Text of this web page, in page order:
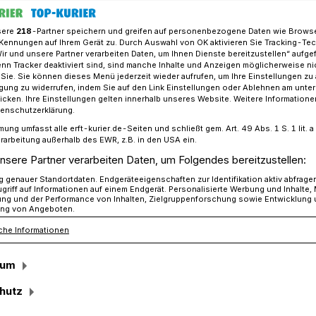
„Living History 1648 Wevelinghoven“ am 20. und 21. Juni
am 20. und 21. Juni
am
Wevelinghoven und Langwaden für
Schauplatz. Mit einer „Living-
der Verein „Historisches
vom 13. und 14. Juni 1648 – ein
am Niederrhein“, wenige
218-Partner speichern und greifen auf personenbezogene Daten wie
auf Ihrem Gerät zu. Durch Auswahl von OK aktivieren Sie Tracking-
und unsere Partner verarbeiten Daten, um Ihnen Dienste bereitzustellen“
Tracker deaktiviert sind, sind manche Inhalte und Anzeigen möglicherweise
Sie können dieses Menü jederzeit wieder aufrufen, um Ihre Einstellungen zu
zu widerrufen, indem Sie auf den Link Einstellungen oder Ablehnen am
Ihre Einstellungen gelten innerhalb unseres Website. Weitere
umfasst alle erft-kurier.de-Seiten und schließt gem. Art. 49 Abs. 1 S. 1 lit. a
außerhalb des EWR, z.B. in den USA ein.
Partner verarbeiten Daten, um Folgendes bereitzustellen:
genauer Standortdaten. Endgeräteeigenschaften zur Identifikation aktiv
auf Informationen auf einem Endgerät. Personalisierte Werbung und Inhalte,
und der Performance von Inhalten, Zielgruppenforschung sowie Entwicklung
von Angeboten.
Informationen